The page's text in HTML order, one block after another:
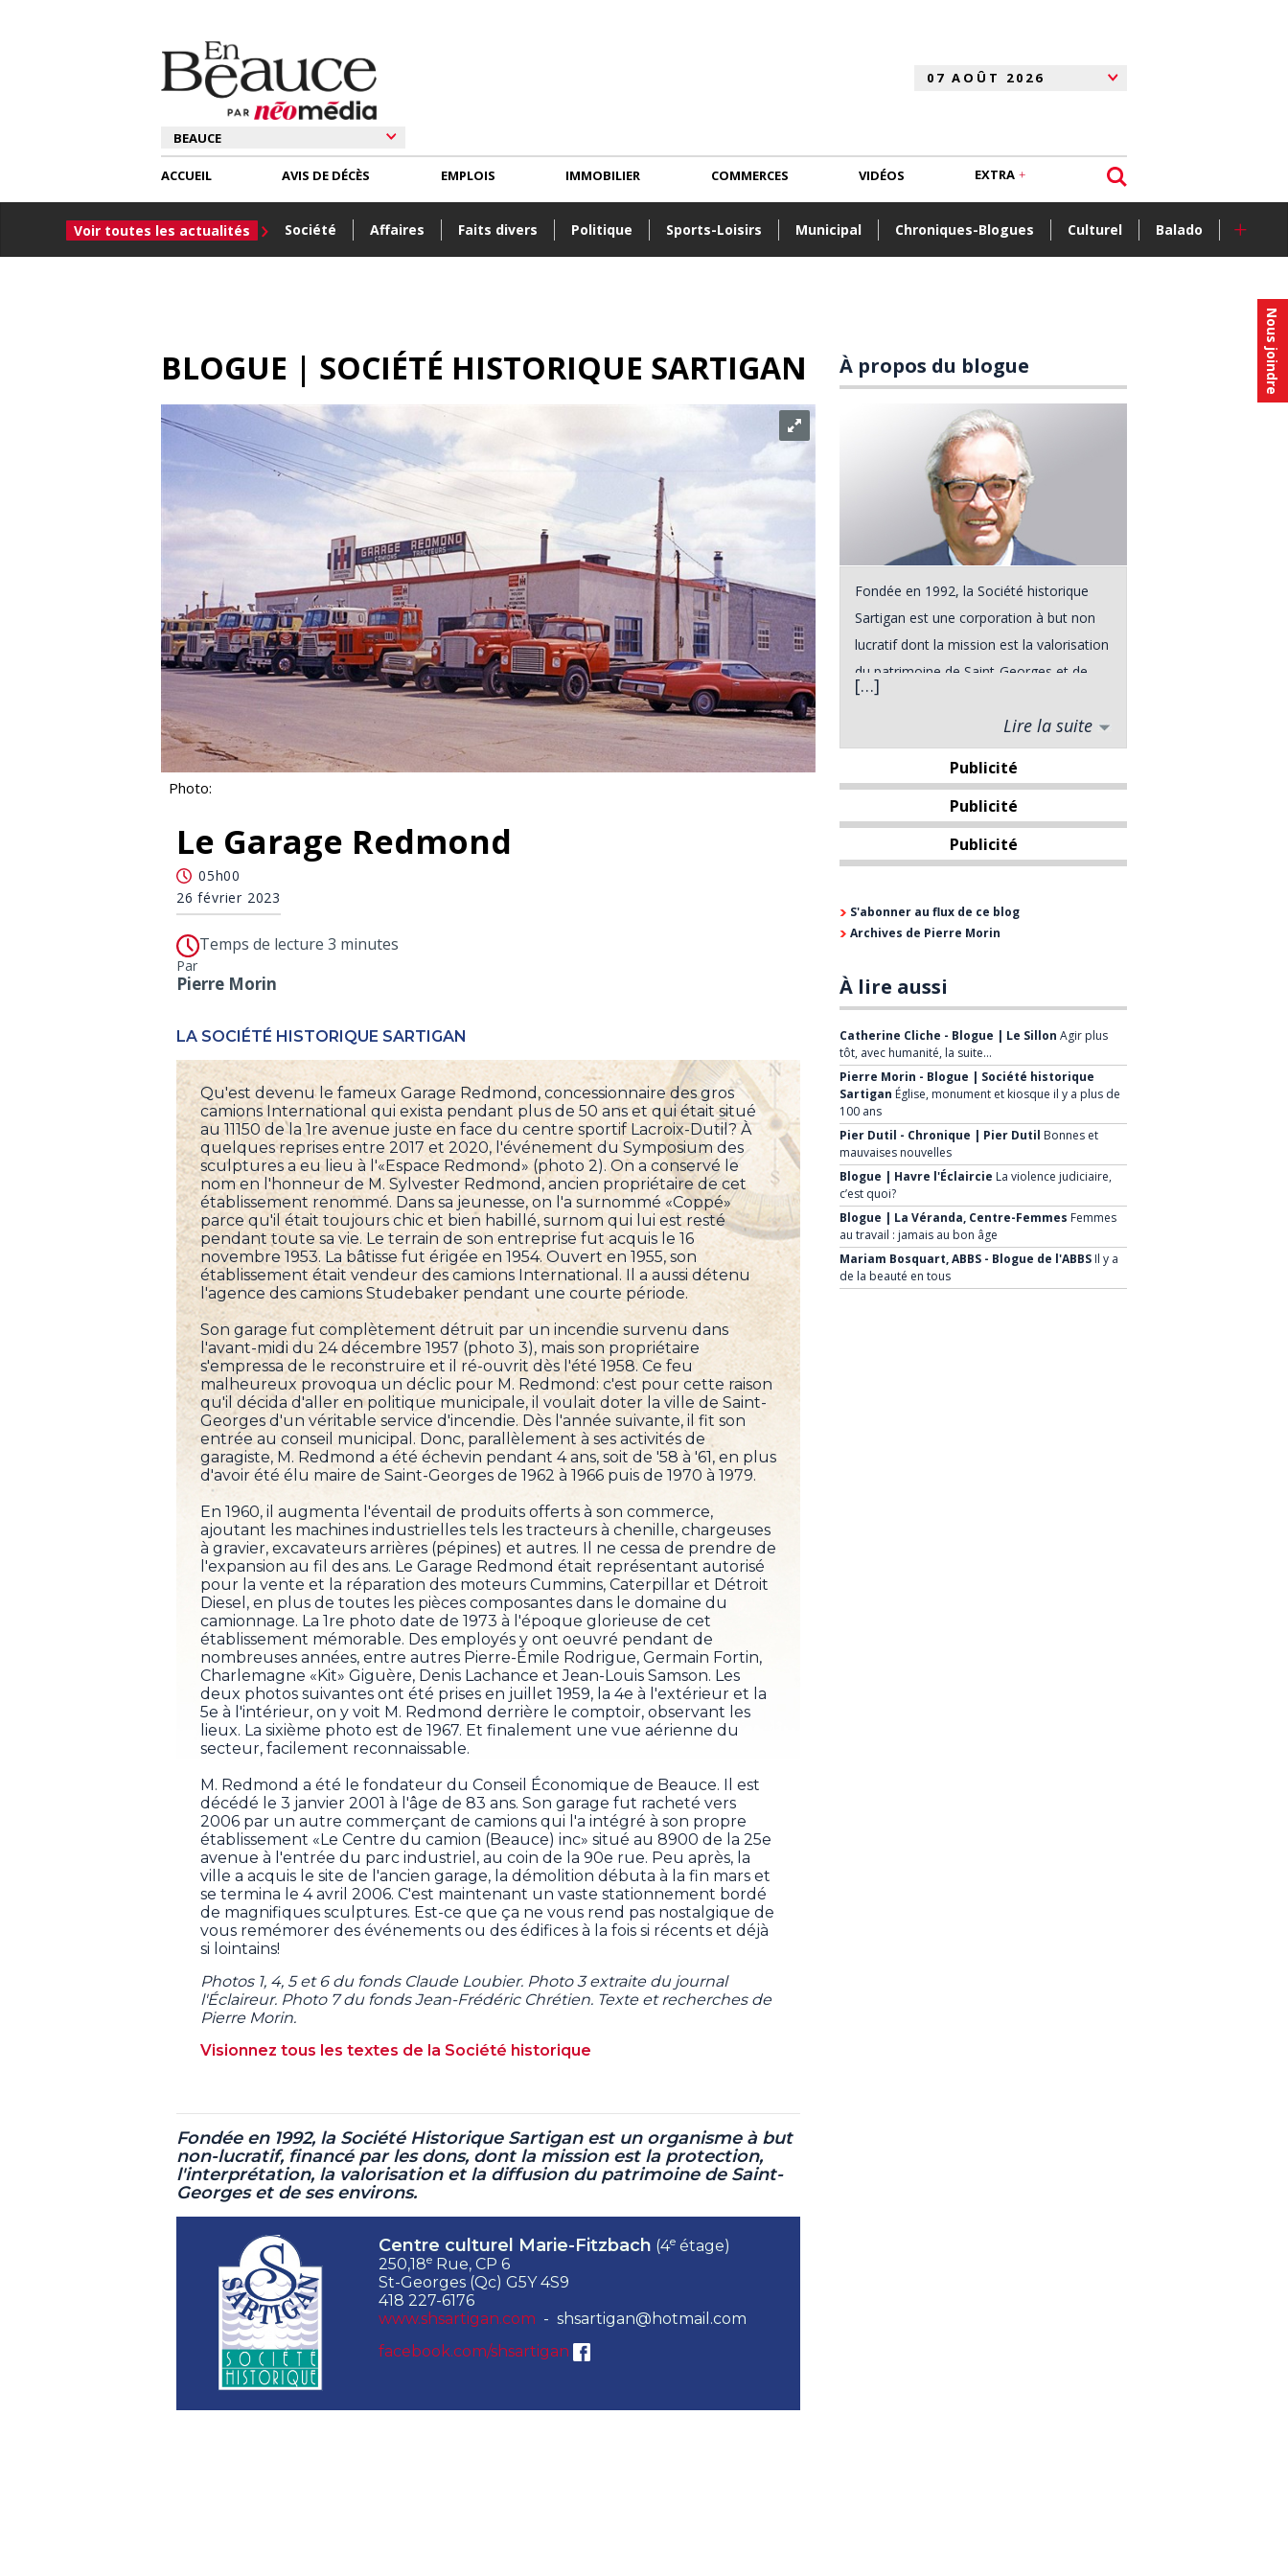
Nous joindre
ACCUEIL
Voir toutes les actualités Société Affaires Faits divers Politique Sports-Loisirs Municipal Chroniques-Blogues Culturel Balado +
AVIS DE DÉCÈS EMPLOIS IMMOBILIER COMMERCES VIDÉOS EXTRA
BLOGUE | SOCIÉTÉ HISTORIQUE SARTIGAN
Photo:
Le Garage Redmond
05h00
26 février 2023
Temps de lecture 3 minutes
Par
Pierre Morin
LA SOCIÉTÉ HISTORIQUE SARTIGAN
Qu'est devenu le fameux Garage Redmond, concessionnaire des gros
camions International qui exista pendant plus de 50 ans et qui était situé
au 11150 de la 1re avenue juste en face du centre sportif Lacroix-Dutil? À
quelques reprises entre 2017 et 2020, l'événement du Symposium des
sculptures a eu lieu à l'«Espace Redmond» (photo 2). On a conservé le
nom en l'honneur de M. Sylvester Redmond, ancien propriétaire de cet
établissement renommé. Dans sa jeunesse, on l'a surnommé «Coppé»
parce qu'il était toujours chic et bien habillé, surnom qui lui est resté
pendant toute sa vie. Le terrain de son entreprise fut acquis le 16
novembre 1953. La bâtisse fut érigée en 1954. Ouvert en 1955, son
établissement était vendeur des camions International. Il a aussi détenu
l'agence des camions Studebaker pendant une courte période.
Son garage fut complètement détruit par un incendie survenu dans
l'avant-midi du 24 décembre 1957 (photo 3), mais son propriétaire
s'empressa de le reconstruire et il ré-ouvrit dès l'été 1958. Ce feu
malheureux provoqua un déclic pour M. Redmond: c'est pour cette raison
qu'il décida d'aller en politique municipale, il voulait doter la ville de Saint-
Georges d'un véritable service d'incendie. Dès l'année suivante, il fit son
entrée au conseil municipal. Donc, parallèlement à ses activités de
garagiste, M. Redmond a été échevin pendant 4 ans, soit de '58 à '61, en plus
d'avoir été élu maire de Saint-Georges de 1962 à 1966 puis de 1970 à 1979.
En 1960, il augmenta l'éventail de produits offerts à son commerce,
ajoutant les machines industrielles tels les tracteurs à chenille, chargeuses
à gravier, excavateurs arrières (pépines) et autres. Il ne cessa de prendre de
l'expansion au fil des ans. Le Garage Redmond était représentant autorisé
pour la vente et la réparation des moteurs Cummins, Caterpillar et Détroit
Diesel, en plus de toutes les pièces composantes dans le domaine du
camionnage. La 1re photo date de 1973 à l'époque glorieuse de cet
établissement mémorable. Des employés y ont oeuvré pendant de
nombreuses années, entre autres Pierre-Émile Rodrigue, Germain Fortin,
Charlemagne «Kit» Giguère, Denis Lachance et Jean-Louis Samson. Les
deux photos suivantes ont été prises en juillet 1959, la 4e à l'extérieur et la
5e à l'intérieur, on y voit M. Redmond derrière le comptoir, observant les
lieux. La sixième photo est de 1967. Et finalement une vue aérienne du
secteur, facilement reconnaissable.
M. Redmond a été le fondateur du Conseil Économique de Beauce. Il est
décédé le 3 janvier 2001 à l'âge de 83 ans. Son garage fut racheté vers
2006 par un autre commerçant de camions qui l'a intégré à son propre
établissement «Le Centre du camion (Beauce) inc» situé au 8900 de la 25e
avenue à l'entrée du parc industriel, au coin de la 90e rue. Peu après, la
ville a acquis le site de l'ancien garage, la démolition débuta à la fin mars et
se termina le 4 avril 2006. C'est maintenant un vaste stationnement bordé
de magnifiques sculptures. Est-ce que ça ne vous rend pas nostalgique de
vous remémorer des événements ou des édifices à la fois si récents et déjà
si lointains!
Photos 1, 4, 5 et 6 du fonds Claude Loubier. Photo 3 extraite du journal
l'Éclaireur. Photo 7 du fonds Jean-Frédéric Chrétien. Texte et recherches de
Pierre Morin.
Visionnez tous les textes de la Société historique
Fondée en 1992, la Société Historique Sartigan est un organisme à but
non-lucratif, financé par les dons, dont la mission est la protection,
l'interprétation, la valorisation et la diffusion du patrimoine de Saint-
Georges et de ses environs.
Centre culturel Marie-Fitzbach (4e étage)
250,18e Rue, CP 6
St-Georges (Qc) G5Y 4S9
418 227-6176
www.shsartigan.com - shsartigan@hotmail.com
facebook.com/shsartigan
À propos du blogue
Fondée en 1992, la Société historique
Sartigan est une corporation à but non
lucratif dont la mission est la valorisation
du patrimoine de Saint-Georges et de
ses environs. Elle a vu le jour à la suite
d'une rencontre entre divers intervenants
du milieu touristique de Saint-Georges,
rencontre qui s'est déroulée dans le
cadre du Forum Urbain de l'automne
1991. De plus, le grand public pourra
bientôt visiter le Musée de
présentement en restructuration.
de :
historique régional
Mettre en valeur le patrimoine de
la ville et de ses environs
Sensibiliser la population à la
sauvegarde de notre patrimoine
Développer de nouveaux projets à
caractère historique, faire
connaître à la population les
avantages économiques et
culturels de la conservation de nos
[…]
Lire la suite
Publicité
Publicité
Publicité
S'abonner au flux de ce blog
Archives de Pierre Morin
À lire aussi
Catherine Cliche - Blogue | Le Sillon Agir plus
tôt, avec humanité, la suite…
Pierre Morin - Blogue | Société historique
Sartigan Église, monument et kiosque il y a plus de
100 ans
Pier Dutil - Chronique | Pier Dutil Bonnes et
mauvaises nouvelles
Blogue | Havre l'Éclaircie La violence judiciaire,
c’est quoi?
Blogue | La Véranda, Centre-Femmes Femmes
au travail : jamais au bon âge
Mariam Bosquart, ABBS - Blogue de l'ABBS Il y a
de la beauté en tous